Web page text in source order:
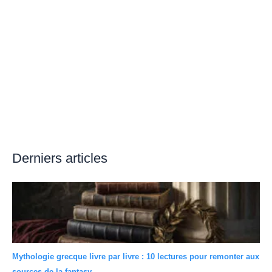
Derniers articles
Mythologie grecque livre par livre : 10 lectures pour remonter aux